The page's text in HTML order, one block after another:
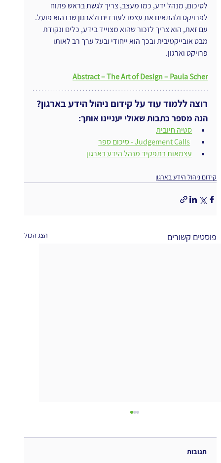
לסיכום, מנהל ידע, כמו מעצב, צריך לגשת בראש פתוח
לפרויקט ולהתאים את עצמו לעובדים ולארגון שבו הוא פועל.
עם זאת, הוא צריך לזכור שהוא מצוייד בידע, כלים ונקודת
מבט אובייקטיבית ובכך הוא ייחודי ובעל ערך רב לאותו
פרויקט וארגון.
Abstract – The Art of Design – Paula Scher
רוצה ללמוד עוד על קידום ניהול הידע בארגון?
הנה מספר כתבות שאולי יעניינו אותך:
סטיה חיובית
Judgement Calls - סיכום ספר
עצמאות בתפקיד מנהל הידע בארגון
קידום ניהול הידע בארגון
פוסטים קשורים הצג הכול
תגובות